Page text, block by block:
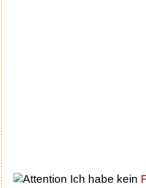
Ich habe kein